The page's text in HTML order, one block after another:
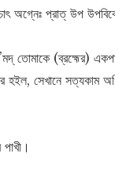
অগ্নেঃ প্রাত্ উপ
তোমাকে (ব্রহ্মের)
হইল, সেখানে সত্যকাম